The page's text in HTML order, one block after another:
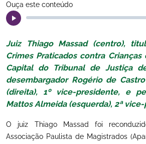
Ouça este conteúdo
Juiz Thiago Massad (centro),
Crimes Praticados contra
Capital do Tribunal de Justiça
desembargador Rogério de
(direita), 1º vice-presidente, e
Mattos Almeida (esquerda), 2ª
O juiz Thiago Massad foi
Associação Paulista de Magistrados